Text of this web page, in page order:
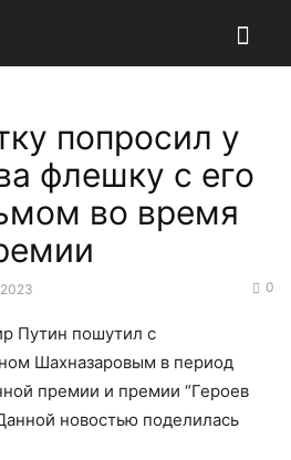
попросил у
флешку с его
во время
0
Путин пошутил с
Шахназаровым в период
премии и премии “Героев
новостью поделилась